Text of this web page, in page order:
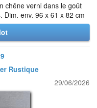
chêne verni dans le goût
Dim. env. 96 x 61 x 82 cm
Rustique
29/06/2026